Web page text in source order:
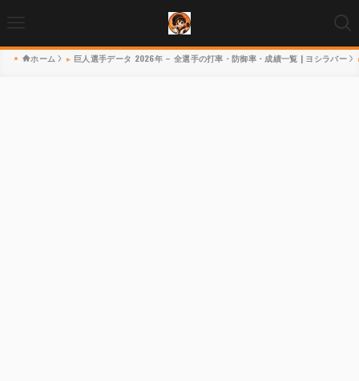
ホーム 巨人選手データ 2026年 – 全選手の打率・防御率・成績一覧 | ヨシラバー